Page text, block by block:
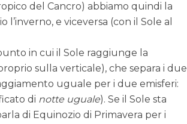
del Cancro) abbiamo quindi la
e viceversa (con il Sole al
in cui il Sole raggiunge la
sulla verticale), che separa i due
uguale per i due emisferi:
di notte uguale). Se il Sole sta
di Equinozio di Primavera per i